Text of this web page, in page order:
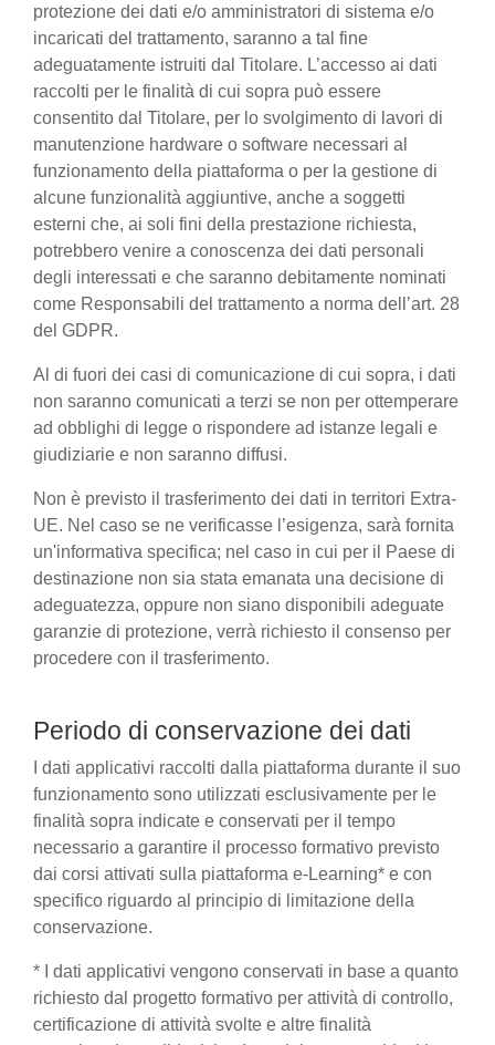
protezione dei dati e/o amministratori di sistema e/o
incaricati del trattamento, saranno a tal fine
adeguatamente istruiti dal Titolare. L’accesso ai dati
raccolti per le finalità di cui sopra può essere
consentito dal Titolare, per lo svolgimento di lavori di
manutenzione hardware o software necessari al
funzionamento della piattaforma o per la gestione di
alcune funzionalità aggiuntive, anche a soggetti
esterni che, ai soli fini della prestazione richiesta,
potrebbero venire a conoscenza dei dati personali
degli interessati e che saranno debitamente nominati
come Responsabili del trattamento a norma dell’art. 28
del GDPR.
Al di fuori dei casi di comunicazione di cui sopra, i dati
non saranno comunicati a terzi se non per ottemperare
ad obblighi di legge o rispondere ad istanze legali e
giudiziarie e non saranno diffusi.
Non è previsto il trasferimento dei dati in territori Extra-
UE. Nel caso se ne verificasse l’esigenza, sarà fornita
un'informativa specifica; nel caso in cui per il Paese di
destinazione non sia stata emanata una decisione di
adeguatezza, oppure non siano disponibili adeguate
garanzie di protezione, verrà richiesto il consenso per
procedere con il trasferimento.
Periodo di conservazione dei dati
I dati applicativi raccolti dalla piattaforma durante il suo
funzionamento sono utilizzati esclusivamente per le
finalità sopra indicate e conservati per il tempo
necessario a garantire il processo formativo previsto
dai corsi attivati sulla piattaforma e-Learning* e con
specifico riguardo al principio di limitazione della
conservazione.
* I dati applicativi vengono conservati in base a quanto
richiesto dal progetto formativo per attività di controllo,
certificazione di attività svolte e altre finalità